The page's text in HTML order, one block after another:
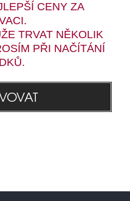
CENY ZA
TRVAT NĚKOLIK
PŘI NAČÍTÁNÍ